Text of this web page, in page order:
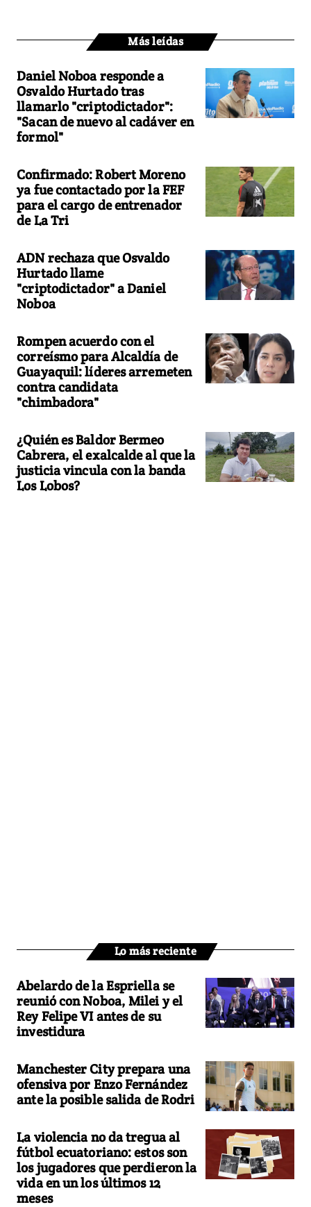
Más leídas
Daniel Noboa responde a
Osvaldo Hurtado tras
llamarlo "criptodictador":
"Sacan de nuevo al cadáver en
formol"
Confirmado: Robert Moreno
ya fue contactado por la FEF
para el cargo de entrenador
de La Tri
ADN rechaza que Osvaldo
Hurtado llame
"criptodictador" a Daniel
Noboa
Rompen acuerdo con el
correísmo para Alcaldía de
Guayaquil: líderes arremeten
contra candidata
"chimbadora"
¿Quién es Baldor Bermeo
Cabrera, el exalcalde al que la
justicia vincula con la banda
Los Lobos?
Lo más reciente
Abelardo de la Espriella se
reunió con Noboa, Milei y el
Rey Felipe VI antes de su
investidura
Manchester City prepara una
ofensiva por Enzo Fernández
ante la posible salida de Rodri
La violencia no da tregua al
fútbol ecuatoriano: estos son
los jugadores que perdieron la
vida en un los últimos 12
meses